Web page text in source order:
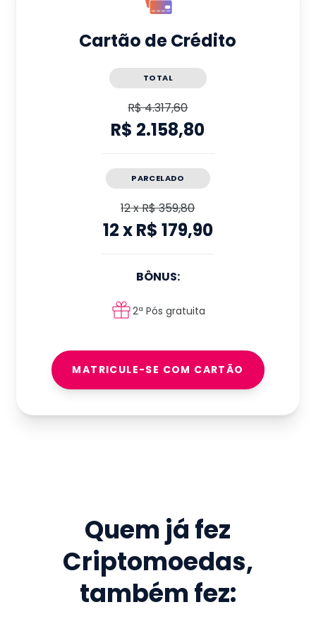
Cartão de Crédito
TOTAL
R$ 4.317,60
R$ 2.158,80
PARCELADO
12xR$ 359,80
12xR$ 179,90
BÔNUS:
2ª Pós gratuita
MATRICULE-SE COM CARTÃO
Quem já fez
Criptomoedas,
também fez: